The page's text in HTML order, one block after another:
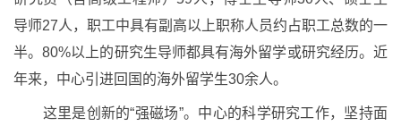
导师27人，职工中具有副高以上职称人员约占职工总数的一
半。80%以上的研究生导师都具有海外留学或研究经历。近
年来，中心引进回国的海外留学生30余人。
这里是创新的“强磁场”。中心的科学研究工作，坚持面